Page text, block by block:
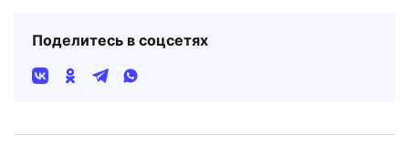
Поделитесь в соцсетях